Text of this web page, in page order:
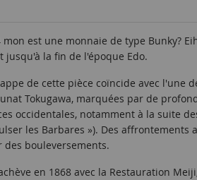
mon est une monnaie de type Bunky?
jusqu'à la fin de l'époque Edo.
de cette pièce coïncide avec l'une
Tokugawa, marquées par de
occidentales, notamment à la suite
les Barbares »). Des
des bouleversements.
en 1868 avec la Restauration